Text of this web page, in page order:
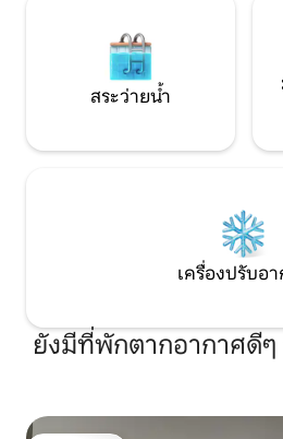
สระว่ายน้ำ
เครื่องปรับอ
ยังมีที่พักตากอากาศดีๆ